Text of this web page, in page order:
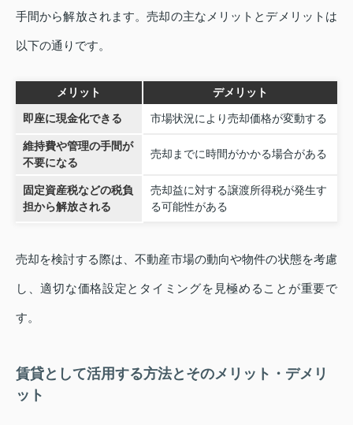
手間から解放されます。売却の主なメリットとデメリットは
以下の通りです。
メリット デメリット
即座に現金化できる 市場状況により売却価格が変動する
維持費や管理の手間が
不要になる
売却までに時間がかかる場合がある
固定資産税などの税負
担から解放される
売却益に対する譲渡所得税が発生す
る可能性がある
売却を検討する際は、不動産市場の動向や物件の状態を考慮
し、適切な価格設定とタイミングを見極めることが重要で
す。
賃貸として活用する方法とそのメリット・デメリ
ット